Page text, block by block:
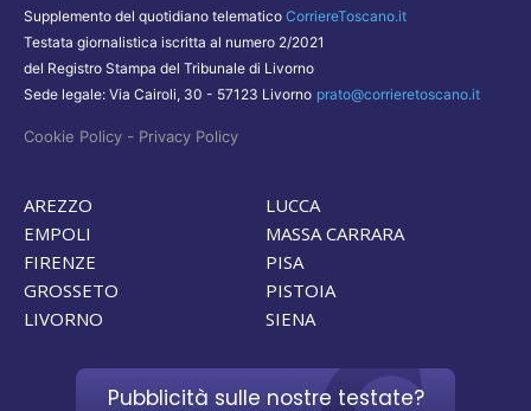
Supplemento del quotidiano telematico CorriereToscano.it
Testata giornalistica iscritta al numero 2/2021
del Registro Stampa del Tribunale di Livorno
Sede legale: Via Cairoli, 30 - 57123 Livorno prato@corrieretoscano.it
Cookie Policy - Privacy Policy
AREZZO
EMPOLI
FIRENZE
GROSSETO
LIVORNO
LUCCA
MASSA CARRARA
PISA
PISTOIA
SIENA
Pubblicità sulle nostre testate?